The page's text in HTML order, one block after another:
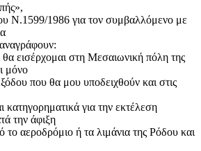
Ν.1599/1986 για τον συμβαλλόμενο με
εισέρχομαι στη Μεσαιωνική πόλη της
μόνο
που θα μου υποδειχθούν και στις
κατηγορηματικά για την εκτέλεση
την άφιξη
αεροδρόμιο ή τα λιμάνια της Ρόδου και